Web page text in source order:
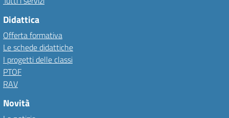
Didattica
Offerta formativa
Le schede didattiche
I progetti delle classi
PTOF
RAV
Novità